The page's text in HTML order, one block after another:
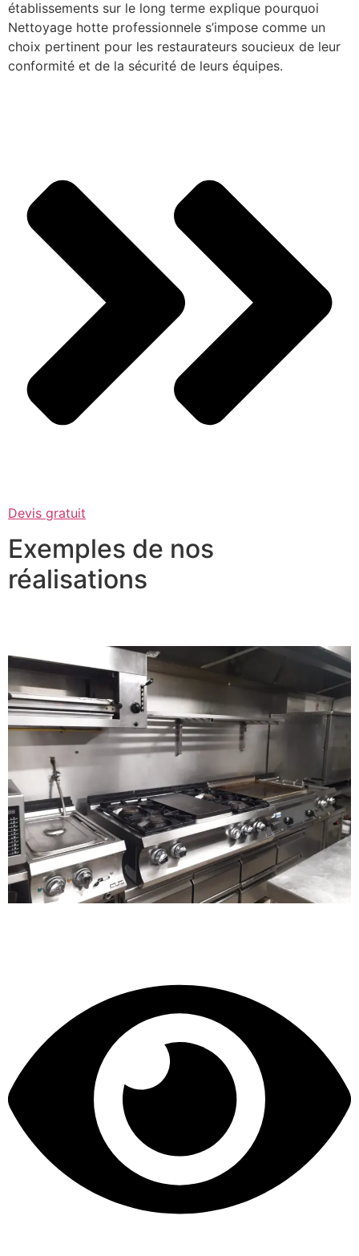
établissements sur le long terme explique pourquoi
Nettoyage hotte professionnele s’impose comme un
choix pertinent pour les restaurateurs soucieux de leur
conformité et de la sécurité de leurs équipes.
Devis gratuit
Exemples de nos
réalisations